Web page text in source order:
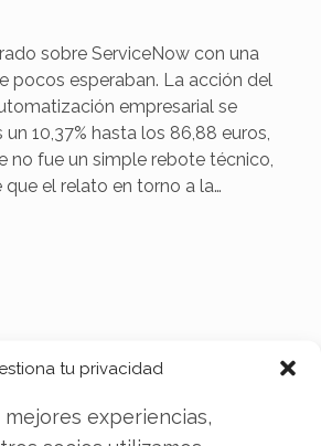
tu privacidad
experiencias,
la acción un
sobre ServiceNow con una
pocos esperaban. La acción del
empresarial se
10,37% hasta los 86,88 euros,
no fue un simple rebote técnico,